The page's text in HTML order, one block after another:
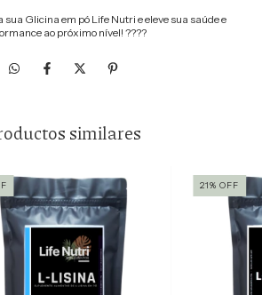
Glicina em pó Life Nutri e eleve sua saúde e
ao próximo nível! ????
similares
21%OFF